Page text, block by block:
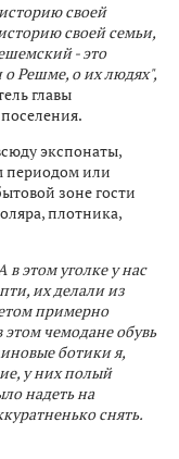
своей
своей семьи,
- это
Решме, о их людях",
главы
экспонаты,
периодом или
зоне гости
плотника,
в этом уголке у нас
их делали из
примерно
чемодане обувь
ботики я,
у них полый
надеть на
снять.